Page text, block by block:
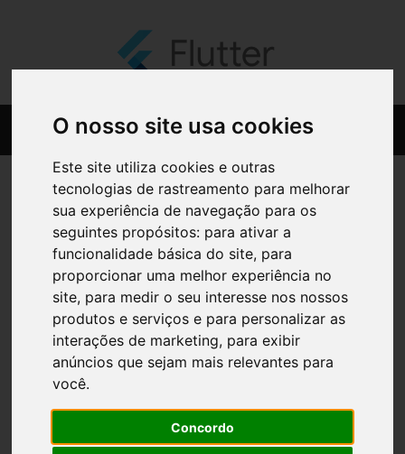
O nosso site usa cookies
Este site utiliza cookies e outras
tecnologias de rastreamento para melhorar
sua experiência de navegação para os
seguintes propósitos: para ativar a
funcionalidade básica do site, para
proporcionar uma melhor experiência no
site, para medir o seu interesse nos nossos
produtos e serviços e para personalizar as
interações de marketing, para exibir
anúncios que sejam mais relevantes para
você.
Concordo